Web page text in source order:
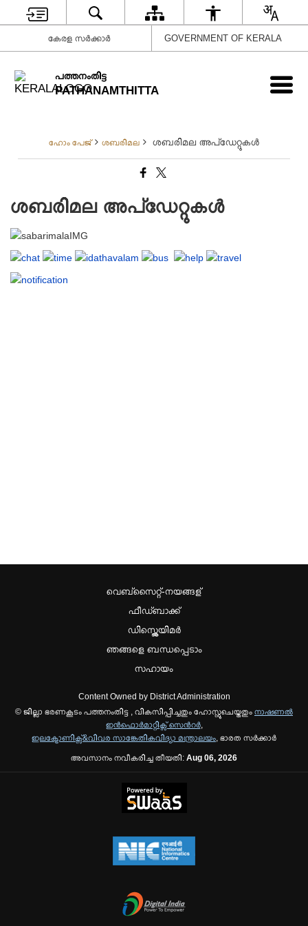
കേരള സർക്കാർ GOVERNMENT OF KERALA
പത്തനംതിട്ട
PATHANAMTHITTA
ഹോം പേജ് ശബരിമല ശബരിമല അപ്ഡേറ്റുകൾ
ശബരിമല അപ്ഡേറ്റുകൾ
വെബ്സൈറ്റ്-നയങ്ങള്
ഫീഡ്ബാക്ക്
ഡിസ്ക്ലെയിമർ
ഞങ്ങളെ ബന്ധപ്പെടാം
സഹായം
Content Owned by District Administration
© ജില്ലാ ഭരണകൂടം പത്തനംതിട്ട , വികസിപ്പിച്ചതും ഹോസ്റ്റുചെയ്തതും നാഷണല്‍
ഇന്‍ഫൊര്‍മാറ്റിക്സ് സെന്‍റര്‍,
ഇലക്ട്രോണിക്സ്&വിവര സാങ്കേതികവിദ്യാ മന്ത്രാലയം, ഭാരത സര്‍ക്കാര്‍
അവസാനം നവീകരിച്ച തീയതി: Aug 06, 2026